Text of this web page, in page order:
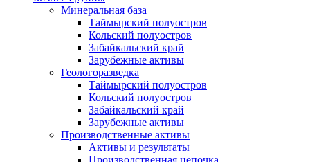
Минеральная база
Таймырский полуостров
Кольский полуостров
Забайкальский край
Зарубежные активы
Геологоразведка
Таймырский полуостров
Кольский полуостров
Забайкальский край
Зарубежные активы
Производственные активы
Активы и результаты
Производственная цепочка